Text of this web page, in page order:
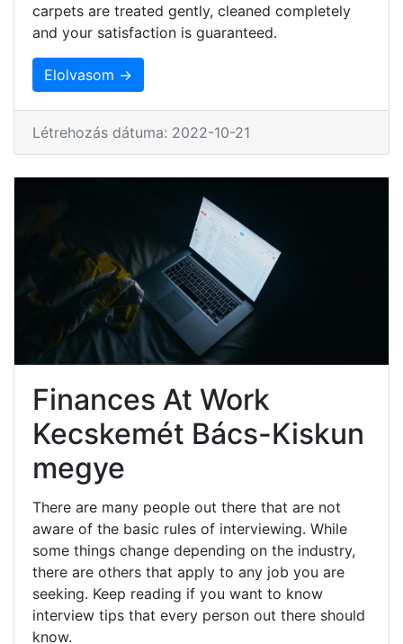
carpets are treated gently, cleaned completely
and your satisfaction is guaranteed.
Elolvasom →
Létrehozás dátuma: 2022-10-21
Finances At Work
Kecskemét Bács-Kiskun
megye
There are many people out there that are not
aware of the basic rules of interviewing. While
some things change depending on the industry,
there are others that apply to any job you are
seeking. Keep reading if you want to know
interview tips that every person out there should
know.